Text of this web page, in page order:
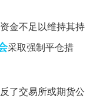
金不足以维持其持
采取强制平仓措
了交易所或期货公